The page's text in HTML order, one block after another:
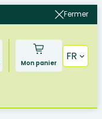
Fermer
Mon panier
FR